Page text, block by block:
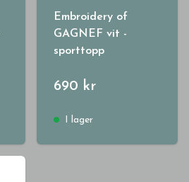
Embroidery of
GAGNEF vit -
sporttopp
690 kr
I lager